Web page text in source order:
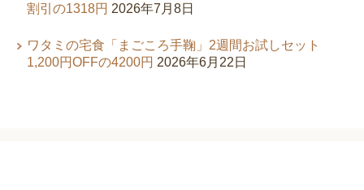
割引の1318円 2026年7月8日
ワタミの宅食「まごころ手鞠」2週間お試しセット
1,200円OFFの4200円 2026年6月22日